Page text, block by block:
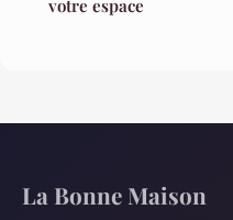
votre espace
La Bonne Maison